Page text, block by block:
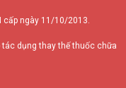
cấp ngày 11/10/2013.
dụng thay thế thuốc chữa